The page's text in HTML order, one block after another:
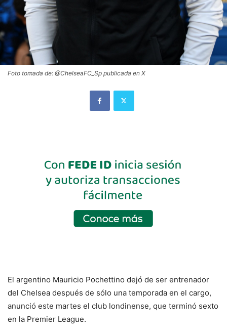
Foto tomada de: @ChelseaFC_Sp publicada en X
El argentino Mauricio Pochettino dejó de ser entrenador
del Chelsea después de sólo una temporada en el cargo,
anunció este martes el club londinense, que terminó sexto
en la Premier League.